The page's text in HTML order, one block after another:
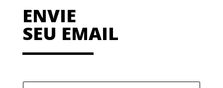
ENVIE
SEU EMAIL
N